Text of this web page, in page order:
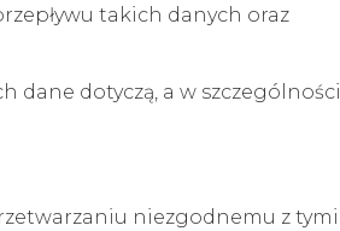
takich danych oraz
dane dotyczą, a w szczególności
niezgodnemu z tymi